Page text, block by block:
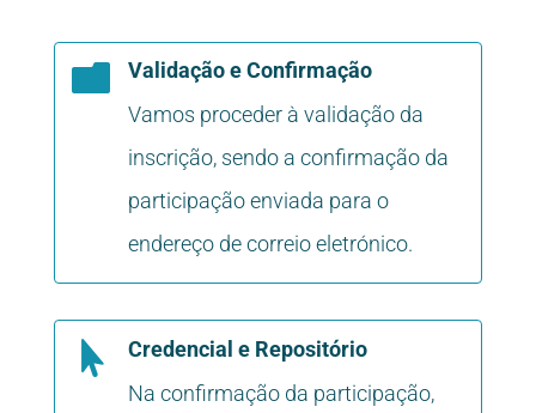

Validação e Confirmação
Vamos proceder à validação da
inscrição, sendo a confirmação da
participação enviada para o
endereço de correio eletrónico.

Credencial e Repositório
Na confirmação da participação,